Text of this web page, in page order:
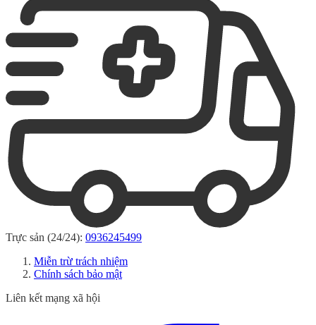
Trực sản (24/24): 0936245499
Miễn trừ trách nhiệm
Chính sách bảo mật
Liên kết mạng xã hội